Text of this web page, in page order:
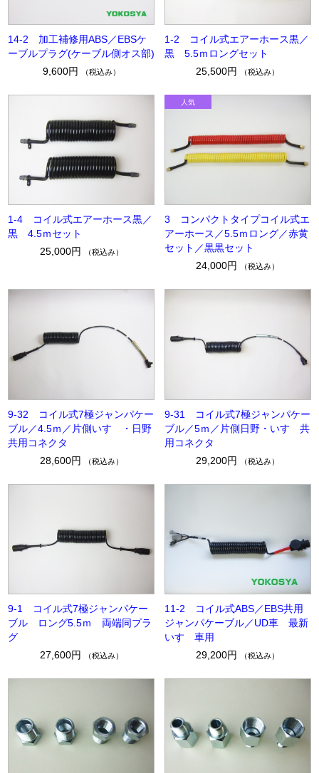
14-2 加工補修用ABS／EBSケ
ーブルプラグ(ケーブル側オス部)
9,600円
（税込み）
1-2 コイル式エアーホース黒／
黒 5.5ｍロングセット
25,500円
（税込み）
1-4 コイル式エアーホース黒／
黒 4.5ｍセット
25,000円
（税込み）
3 コンパクトタイプコイル式エ
アーホース／5.5ｍロング／赤黄
セット／黒黒セット
24,000円
（税込み）
9-32 コイル式7極ジャンパケー
ブル／4.5ｍ／片側いすゞ・日野
共用コネクタ
28,600円
（税込み）
9-31 コイル式7極ジャンパケー
ブル／5ｍ／片側日野・いすゞ共
用コネクタ
29,200円
（税込み）
9-1 コイル式7極ジャンパケー
ブル ロング5.5ｍ 両端同プラ
グ
27,600円
（税込み）
11-2 コイル式ABS／EBS共用
ジャンパケーブル／UD車 最新
いすゞ車用
29,200円
（税込み）